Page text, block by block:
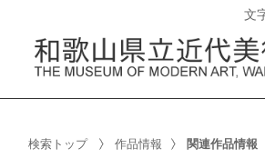
文
検索トップ 作品情報 関連作品情報